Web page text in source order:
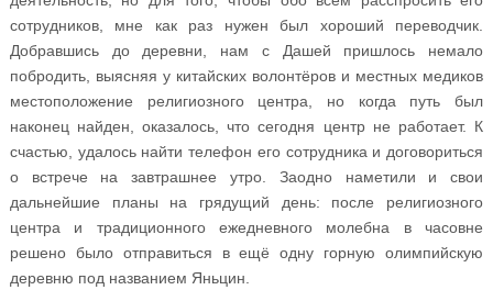
сотрудников, мне как раз нужен был хороший переводчик.
Добравшись до деревни, нам с Дашей пришлось немало
побродить, выясняя у китайских волонтёров и местных медиков
местоположение религиозного центра, но когда путь был
наконец найден, оказалось, что сегодня центр не работает. К
счастью, удалось найти телефон его сотрудника и договориться
о встрече на завтрашнее утро. Заодно наметили и свои
дальнейшие планы на грядущий день: после религиозного
центра и традиционного ежедневного молебна в часовне
решено было отправиться в ещё одну горную олимпийскую
деревню под названием Яньцин.